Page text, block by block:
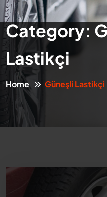
Category:
Lastikçi
Home Güneşli Lastikçi